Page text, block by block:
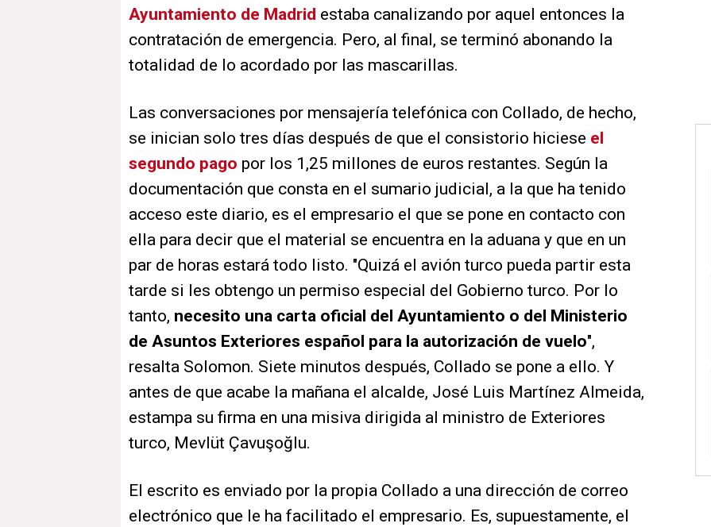
Ayuntamiento de Madrid estaba canalizando por aquel entonces la
contratación de emergencia. Pero, al final, se terminó abonando la
totalidad de lo acordado por las mascarillas.
Las conversaciones por mensajería telefónica con Collado, de hecho,
se inician solo tres días después de que el consistorio hiciese el
segundo pago por los 1,25 millones de euros restantes. Según la
documentación que consta en el sumario judicial, a la que ha tenido
acceso este diario, es el empresario el que se pone en contacto con
ella para decir que el material se encuentra en la aduana y que en un
par de horas estará todo listo. "Quizá el avión turco pueda partir esta
tarde si les obtengo un permiso especial del Gobierno turco. Por lo
tanto, necesito una carta oficial del Ayuntamiento o del Ministerio
de Asuntos Exteriores español para la autorización de vuelo",
resalta Solomon. Siete minutos después, Collado se pone a ello. Y
antes de que acabe la mañana el alcalde, José Luis Martínez Almeida,
estampa su firma en una misiva dirigida al ministro de Exteriores
turco, Mevlüt Çavuşoğlu.
El escrito es enviado por la propia Collado a una dirección de correo
electrónico que le ha facilitado el empresario. Es, supuestamente, el